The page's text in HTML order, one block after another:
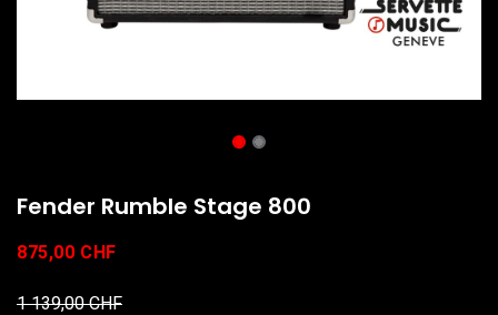
Fender Rumble Stage 800
875,00 CHF
1 139,00CHF